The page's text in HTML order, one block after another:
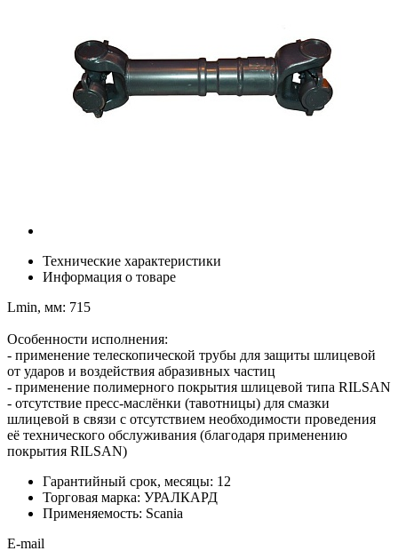
Технические характеристики
Информация о товаре
Lmin, мм: 715
Особенности исполнения:
- применение телескопической трубы для защиты шлицевой
от ударов и воздействия абразивных частиц
- применение полимерного покрытия шлицевой типа RILSAN
- отсутствие пресс-маслёнки (тавотницы) для смазки
шлицевой в связи с отсутствием необходимости проведения
её технического обслуживания (благодаря применению
покрытия RILSAN)
Гарантийный срок, месяцы: 12
Торговая марка: УРАЛКАРД
Применяемость: Scania
E-mail